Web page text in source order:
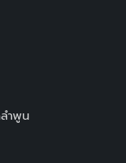
ำพูน